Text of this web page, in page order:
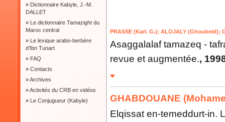
»Dictionnaire Kabyle, J.-M.
DALLET
»Le dictionnaire Tamazight du
Maroc central
»Le lexique arabo-berbère
d’Ibn Tunart
»FAQ
»Contacts
»Archives
»Activités du CRB en vidéos
»Le Conjugueur (Kabyle)
PRASSE (Karl. G.); ALOJALY (Ghoubeïd);
Asaggalalaf tamazeq -
revue et augmentée.,
GHABDOUANE
Elqissat en-temeddurt-in.